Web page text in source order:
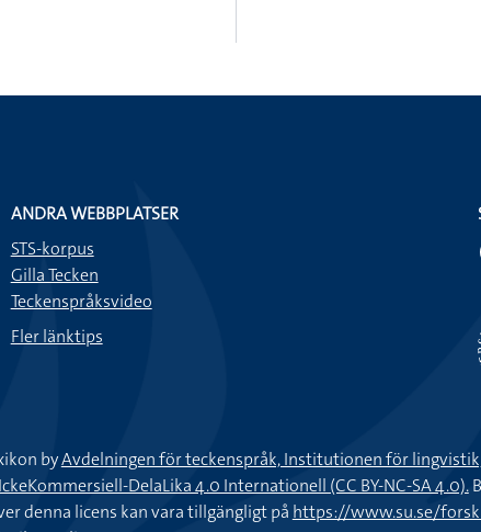
ANDRA WEBBPLATSER
STS-korpus
Gilla Tecken
Teckenspråksvideo
Fler länktips
byAvdelningen för teckenspråk, Institutionen för
DelaLika 4.0 Internationell (CC BY-NC-SA 4.0).
denna licens kan vara tillgängligt på https://www.su.se/